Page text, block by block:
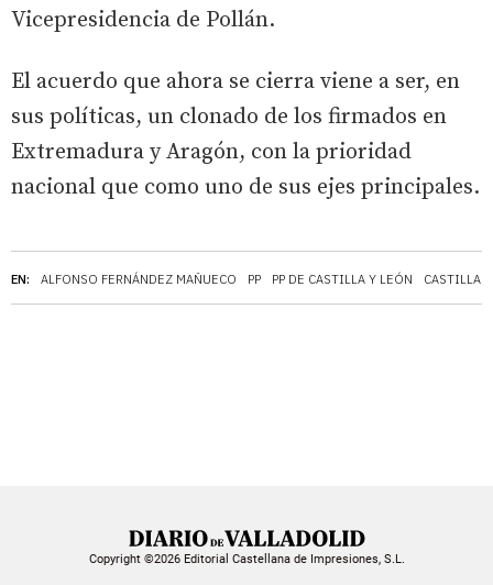
EN: ALFONSO FERNÁNDEZ MAÑUECO PP PP DE CASTILLA Y LEÓN CASTILLA
Vicepresidencia de Pollán.
El acuerdo que ahora se cierra viene a ser, en
sus políticas, un clonado de los firmados en
Extremadura y Aragón, con la prioridad
nacional que como uno de sus ejes principales.
Copyright ©2026 Editorial Castellana de Impresiones, S.L.